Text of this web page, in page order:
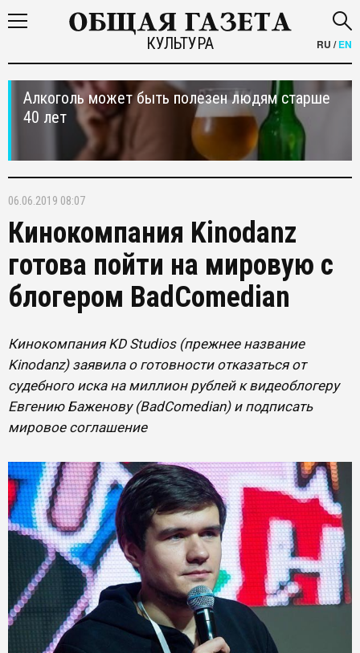
КУЛЬТУРА RU /EN
Алкоголь может быть полезен людям старше
40 лет
06.06.2019 08:07
Кинокомпания Kinodanz
готова пойти на мировую с
блогером BadComedian
Кинокомпания KD Studios (прежнее название
Kinodanz) заявила о готовности отказаться от
судебного иска на миллион рублей к видеоблогеру
Евгению Баженову (BadComedian) и подписать
мировое соглашение